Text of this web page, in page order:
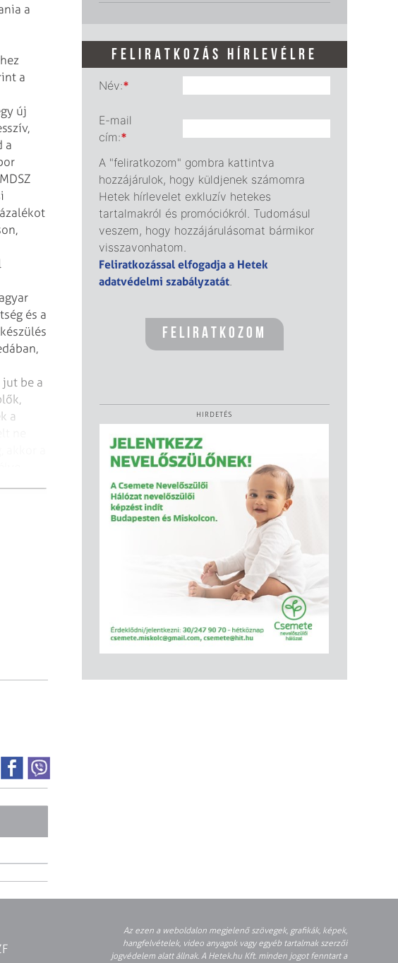
a
a
új
a
és a
be a
a
FELIRATKOZÁS HÍRLEVÉLRE
Név:*
E-mail
cím:*
A "feliratkozom" gombra kattintva
hozzájárulok, hogy küldjenek számomra
Hetek hírlevelet exkluzív hetekes
tartalmakról és promóciókról. Tudomásul
veszem, hogy hozzájárulásomat bármikor
visszavonhatom.
Feliratkozással elfogadja a Hetek
adatvédelmi szabályzatát.
HIRDETÉS
Az ezen a weboldalon megjelenő szövegek, grafikák, képek,
hangfelvételek, video anyagok vagy egyéb tartalmak szerzői
jogvédelem alatt állnak. A Hetek.hu Kft. minden jogot fenntart a